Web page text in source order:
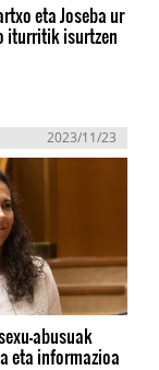
eta Joseba ur
iturritik isurtzen
2023/11/23
abusuak
eta informazioa